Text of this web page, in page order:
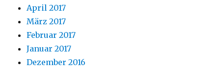
April 2017
März 2017
Februar 2017
Januar 2017
Dezember 2016